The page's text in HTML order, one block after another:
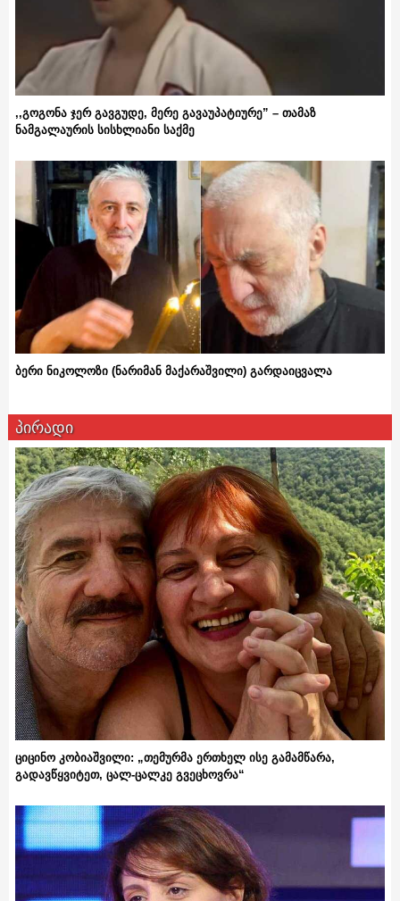
,,გოგონა ჯერ გავგუდე, მერე გავაუპატიურე” – თამაზ
ნამგალაურის სისხლიანი საქმე
ბერი ნიკოლოზი (ნარიმან მაქარაშვილი) გარდაიცვალა
პირადი
ციცინო კობიაშვილი: „თემურმა ერთხელ ისე გამამწარა,
გადავწყვიტეთ, ცალ-ცალკე გვეცხოვრა“